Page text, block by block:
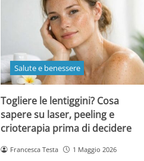
Salute e benessere
Togliere le lentiggini? Cosa
sapere su laser, peeling e
crioterapia prima di decidere
Francesca Testa 1 Maggio 2026